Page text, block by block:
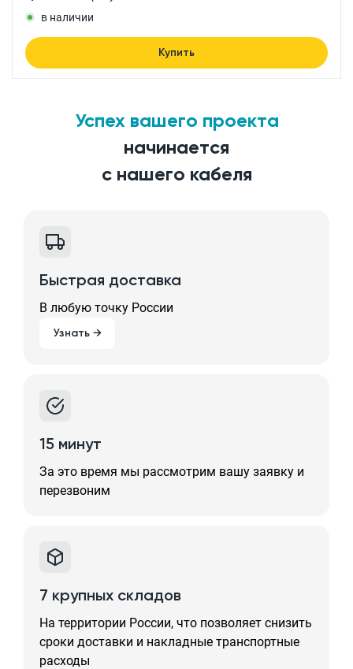
в наличии
Купить
Успех вашего проекта
начинается
с нашего кабеля
Быстрая доставка
В любую точку России
Узнать →
15 минут
За это время мы рассмотрим вашу заявку и
перезвоним
7 крупных складов
На территории России, что позволяет снизить
сроки доставки и накладные транспортные
расходы